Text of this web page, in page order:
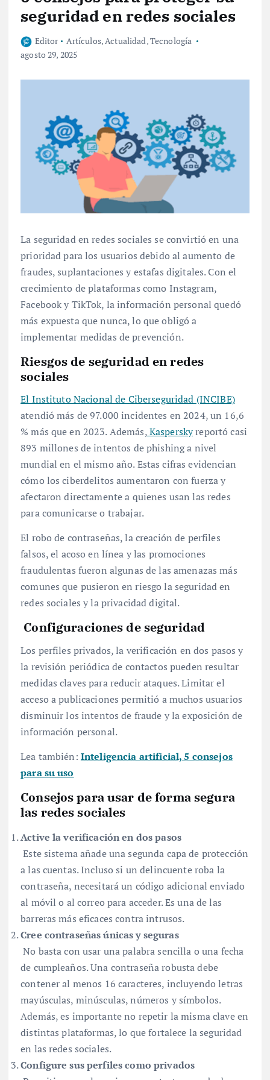
seguridad en redes sociales
Editor Artículos,Actualidad,Tecnología
agosto 29, 2025
La seguridad en redes sociales se convirtió en una
prioridad para los usuarios debido al aumento de
fraudes, suplantaciones y estafas digitales. Con el
crecimiento de plataformas como Instagram,
Facebook y TikTok, la información personal quedó
más expuesta que nunca, lo que obligó a
implementar medidas de prevención.
Riesgos de seguridad en redes
sociales
El Instituto Nacional de Ciberseguridad (INCIBE)
atendió más de 97.000 incidentes en 2024, un 16,6
% más que en 2023. Además,Kasperskyreportó casi
893 millones de intentos de phishing a nivel
mundial en el mismo año. Estas cifras evidencian
cómo los ciberdelitos aumentaron con fuerza y
afectaron directamente a quienes usan las redes
para comunicarse o trabajar.
El robo de contraseñas, la creación de perfiles
falsos, el acoso en línea y las promociones
fraudulentas fueron algunas de las amenazas más
comunes que pusieron en riesgo la seguridad en
redes sociales y la privacidad digital.
Configuraciones de seguridad
Los perfiles privados, la verificación en dos pasos y
la revisión periódica de contactos pueden resultar
medidas claves para reducir ataques. Limitar el
acceso a publicaciones permitió a muchos usuarios
disminuir los intentos de fraude y la exposición de
información personal.
Lea también: Inteligencia artificial, 5 consejos
para su uso
Consejos para usar de forma segura
las redes sociales
Active la verificación en dos pasos
Este sistema añade una segunda capa de protección
a las cuentas. Incluso si un delincuente roba la
contraseña, necesitará un código adicional enviado
al móvil o al correo para acceder. Es una de las
barreras más eficaces contra intrusos.
Cree contraseñas únicas y seguras
No basta con usar una palabra sencilla o una fecha
de cumpleaños. Una contraseña robusta debe
contener al menos 16 caracteres, incluyendo letras
mayúsculas, minúsculas, números y símbolos.
Además, es importante no repetir la misma clave en
distintas plataformas, lo que fortalece la seguridad
en las redes sociales.
Configure sus perfiles como privados